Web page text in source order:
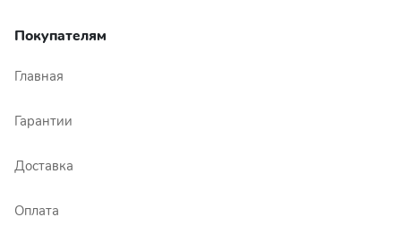
Покупателям
Главная
Гарантии
Доставка
Оплата